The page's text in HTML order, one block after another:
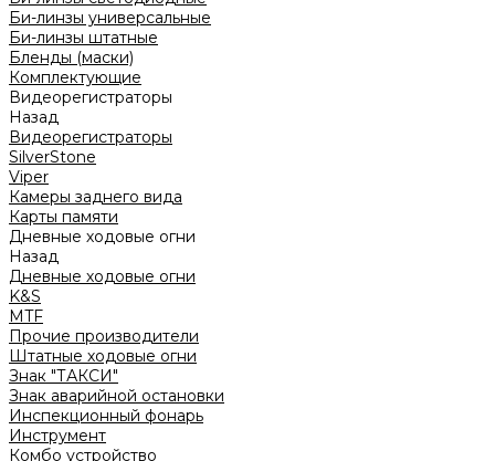
Би-линзы универсальные
Би-линзы штатные
Бленды (маски)
Комплектующие
Видеорегистраторы
Назад
Видеорегистраторы
SilverStone
Viper
Камеры заднего вида
Карты памяти
Дневные ходовые огни
Назад
Дневные ходовые огни
K&S
MTF
Прочие производители
Штатные ходовые огни
Знак "ТАКСИ"
Знак аварийной остановки
Инспекционный фонарь
Инструмент
Комбо устройство